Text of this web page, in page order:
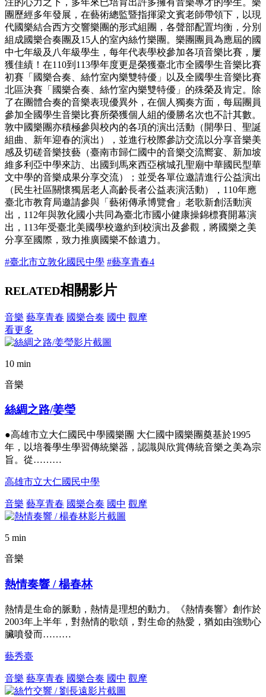
團歷經多年發展，在藝術總監暨指揮梁文賓老師帶領下，以現
代國樂結合西方交響樂團的形式組團，各聲部配置均衡，分別
組成國樂合奏團及15人的室內絲竹樂團。樂團團員為應屆的國
中七年級及八年級學生，每年代表學校參加各項音樂比賽，屢
獲佳績！在110到113學年度更是榮獲臺北市全國學生音樂比賽
初賽「國樂合奏、絲竹室內樂雙特優」以及全國學生音樂比賽
北區決賽「國樂合奏、絲竹室內樂雙特優」的殊榮及肯定。除
了在團體合奏的音樂表現優異外，在個人獨奏方面，每屆團員
參加全國學生音樂比賽所榮獲個人組的優勝名次也不計其數。
敦中國樂團亦積極參與校內的各項的演出活動（開學日、聖誕
組曲、新年迎春的演出），並進行校際參訪交流以分享音樂美
感及切磋音樂技藝（臺南市歸仁國中的音樂交流嚮宴、新加坡
維多利亞中學來訪、出國到馬來西亞檳城孔聖廟中華國民型華
文中學的音樂成果分享交流）；並受各單位邀請進行公益演出
（民生社區關懷獨居老人高齡長者公益表演活動），110年應
臺北市教育局邀請參與「藝術傳承博覽會」老歌新創活動演
出，112年與敦化國小共同為臺北市國小健康操錦標賽開幕演
出，113年受臺北美國學校邀約到校演出及參觀，將國樂之美
分享至國際，致力推廣國樂不餘遺力。
#臺北市立敦化國民中學 #藝享青春4
RELATED相關影片
音樂 藝享青春 國樂合奏 國中 觀摩
看更多
10 min
音樂
絲綢之路/姜瑩
●高雄市立大仁國民中學國樂團 大仁國中國樂團奠基於1995
年，以培養學生學習傳統樂器，認識與欣賞傳統音樂之美為宗
旨。從………
高雄市立大仁國民中學
音樂 藝享青春 國樂合奏 國中 觀摩
5 min
音樂
熱情奏響 / 楊春林
熱情是生命的脈動，熱情是理想的動力。《熱情奏響》創作於
2003年上半年，對熱情的歌頌，對生命的熱愛，猶如由強勁心
臟噴發而………
藝秀臺
音樂 藝享青春 國樂合奏 國中 觀摩